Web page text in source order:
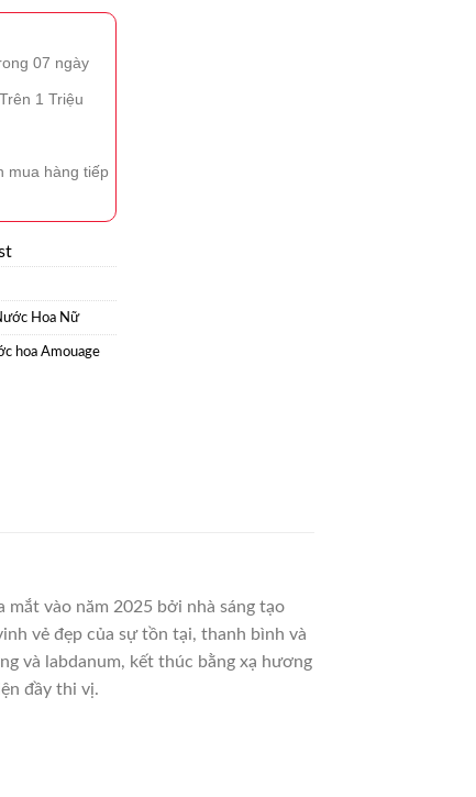
07 ngày
1 Triệu
mua hàng tiếp
Hoa Nữ
hoa Amouage
vào năm 2025 bởi nhà sáng tạo
vẻ đẹp của sự tồn tại, thanh bình và
và labdanum, kết thúc bằng xạ hương
đầy thi vị.